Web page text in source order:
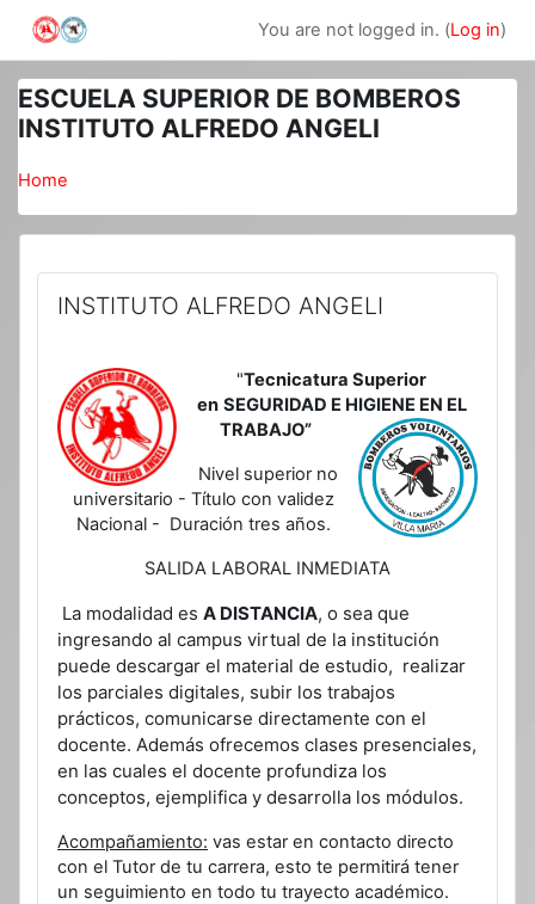
Skip to main content
You are not logged in. (Log in)
ESCUELA SUPERIOR DE BOMBEROS
INSTITUTO ALFREDO ANGELI
Home
INSTITUTO ALFREDO ANGELI
"Tecnicatura Superior
en SEGURIDAD E HIGIENE EN EL
TRABAJO”
Nivel superior no
universitario - Título con validez
Nacional - Duración tres años.
SALIDA LABORAL INMEDIATA
La modalidad es A DISTANCIA, o sea que
ingresando al campus virtual de la institución
puede descargar el material de estudio, realizar
los parciales digitales, subir los trabajos
prácticos, comunicarse directamente con el
docente. Además ofrecemos clases presenciales,
en las cuales el docente profundiza los
conceptos, ejemplifica y desarrolla los módulos.
Acompañamiento: vas estar en contacto directo
con el Tutor de tu carrera, esto te permitirá tener
un seguimiento en todo tu trayecto académico.